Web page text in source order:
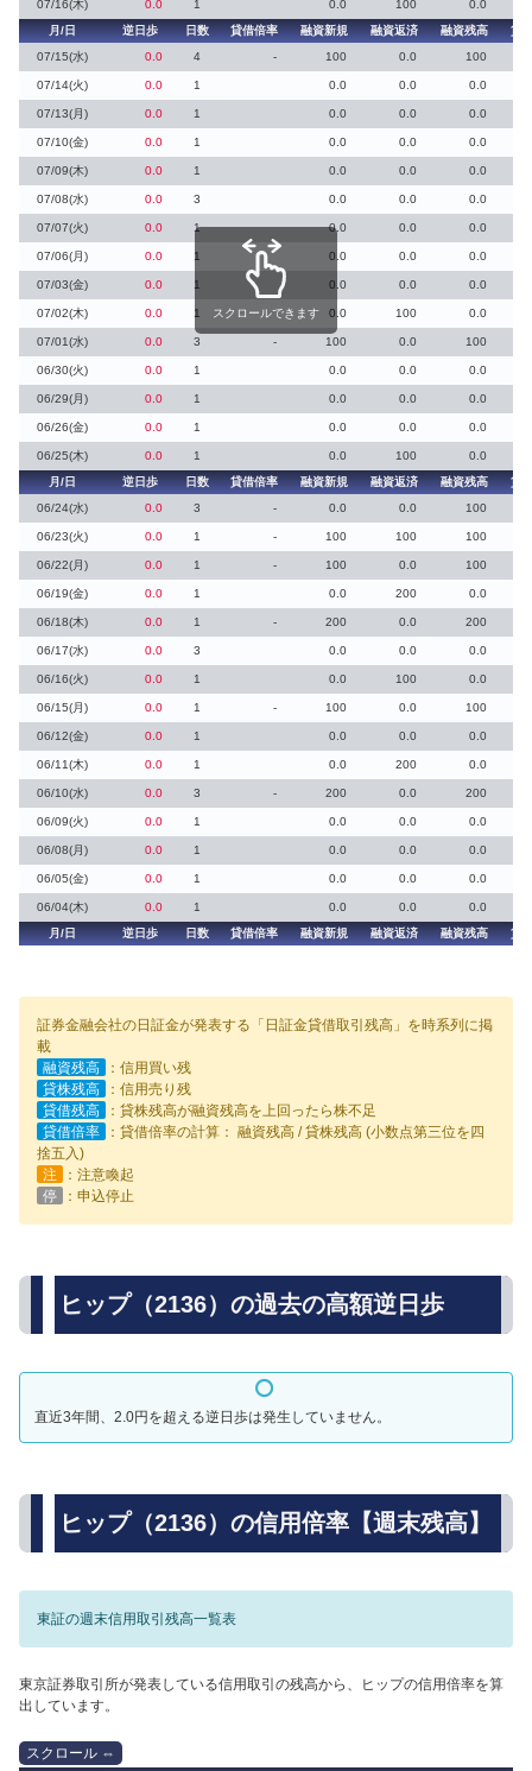
07/16(木) 0.0 1 0.0 100
0.0
月/日
逆日歩 日数 貸借倍率 融資新規 融資返済 融資残高
貸
07/15(水)
0.0 4 - 100 0.0 100
07/14(火) 0.0 1 0.0 0.0 0.0
07/13(月) 0.0 1 0.0 0.0 0.0
07/10(金) 0.0 1 0.0 0.0 0.0
07/09(木) 0.0 1 0.0 0.0 0.0
07/08(水) 0.0 3 0.0 0.0 0.0
07/07(火) 0.0 1 0.0 0.0 0.0
07/06(月) 0.0 1 0.0 0.0 0.0
07/03(金) 0.0 1 0.0 0.0 0.0
07/02(木) 0.0 1 0.0 100 0.0
07/01(水) 0.0 3 - 100 0.0 100
06/30(火) 0.0 1 0.0 0.0 0.0
06/29(月) 0.0 1 0.0 0.0 0.0
06/26(金) 0.0 1 0.0 0.0 0.0
06/25(木) 0.0 1 0.0 100
0.0
月/日
逆日歩 日数 貸借倍率 融資新規 融資返済 融資残高
貸
06/24(水)
0.0 3 - 0.0 0.0 100
06/23(火) 0.0 1 - 100 100 100
06/22(月) 0.0 1 - 100 0.0 100
06/19(金) 0.0 1 0.0 200 0.0
06/18(木) 0.0 1 - 200 0.0 200
06/17(水) 0.0 3 0.0 0.0 0.0
06/16(火) 0.0 1 0.0 100 0.0
06/15(月) 0.0 1 - 100 0.0 100
06/12(金) 0.0 1 0.0 0.0 0.0
06/11(木) 0.0 1 0.0 200 0.0
06/10(水) 0.0 3 - 200 0.0 200
06/09(火) 0.0 1 0.0 0.0 0.0
06/08(月) 0.0 1 0.0 0.0 0.0
06/05(金) 0.0 1 0.0 0.0 0.0
06/04(木) 0.0 1 0.0 0.0
0.0
月/日
逆日歩 日数 貸借倍率 融資新規 融資返済 融資残高 貸
スクロールできます
証券金融会社の日証金が発表する「日証金貸借取引残高」を時系列に掲
載
融資残高
：信用買い残
貸株残高
：信用売り残
貸借残高
：貸株残高が融資残高を上回ったら株不足
貸借倍率
：貸借倍率の計算： 融資残高 / 貸株残高 (小数点第三位を四
捨五入)
注
：注意喚起
停
：申込停止
ヒップ（2136）の過去の高額逆日歩
直近3年間、2.0円を超える逆日歩は発生していません。
ヒップ（2136）の信用倍率【週末残高】
東証の週末信用取引残高一覧表
東京証券取引所が発表している信用取引の残高から、ヒップの信用倍率を算
出しています。